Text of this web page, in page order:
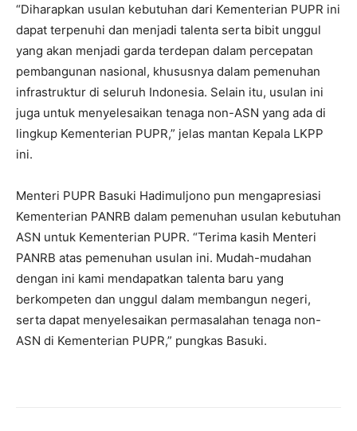
“Diharapkan usulan kebutuhan dari Kementerian PUPR ini
dapat terpenuhi dan menjadi talenta serta bibit unggul
yang akan menjadi garda terdepan dalam percepatan
pembangunan nasional, khususnya dalam pemenuhan
infrastruktur di seluruh Indonesia. Selain itu, usulan ini
juga untuk menyelesaikan tenaga non-ASN yang ada di
lingkup Kementerian PUPR,” jelas mantan Kepala LKPP
ini.
Menteri PUPR Basuki Hadimuljono pun mengapresiasi
Kementerian PANRB dalam pemenuhan usulan kebutuhan
ASN untuk Kementerian PUPR. “Terima kasih Menteri
PANRB atas pemenuhan usulan ini. Mudah-mudahan
dengan ini kami mendapatkan talenta baru yang
berkompeten dan unggul dalam membangun negeri,
serta dapat menyelesaikan permasalahan tenaga non-
ASN di Kementerian PUPR,” pungkas Basuki.